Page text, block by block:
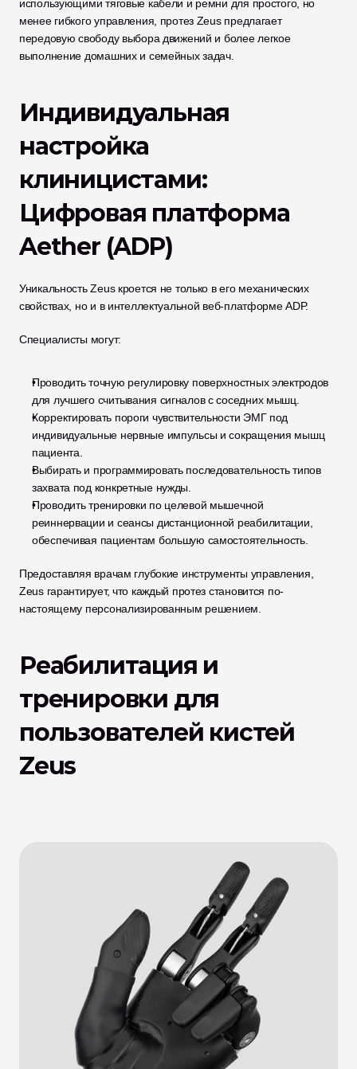
использующими тяговые кабели и ремни для простого, но
менее гибкого управления, протез Zeus предлагает
передовую свободу выбора движений и более легкое
выполнение домашних и семейных задач.
Индивидуальная
настройка
клиницистами:
Цифровая платформа
Aether (ADP)
Уникальность Zeus кроется не только в его механических
свойствах, но и в интеллектуальной веб-платформе ADP.
Специалисты могут:
Проводить точную регулировку поверхностных электродов
для лучшего считывания сигналов с соседних мышц.
Корректировать пороги чувствительности ЭМГ под
индивидуальные нервные импульсы и сокращения мышц
пациента.
Выбирать и программировать последовательность типов
захвата под конкретные нужды.
Проводить тренировки по целевой мышечной
реиннервации и сеансы дистанционной реабилитации,
обеспечивая пациентам большую самостоятельность.
Предоставляя врачам глубокие инструменты управления,
Zeus гарантирует, что каждый протез становится по-
настоящему персонализированным решением.
Реабилитация и
тренировки для
пользователей кистей
Zeus